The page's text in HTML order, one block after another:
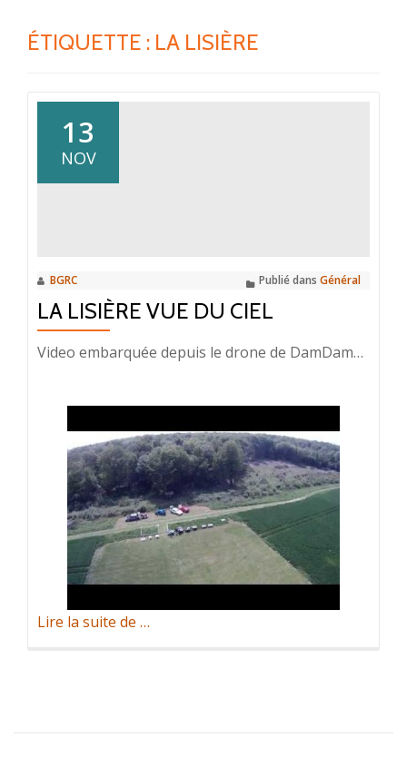
ÉTIQUETTE : LA LISIÈRE
13
NOV
BGRC Publié dans Général
LA LISIÈRE VUE DU CIEL
Video embarquée depuis le drone de DamDam…
Lire la suite de à
du
…